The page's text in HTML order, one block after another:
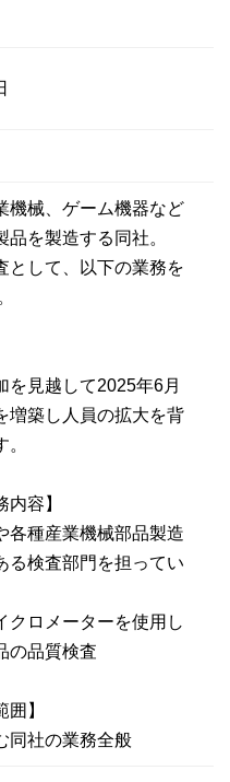
機械、ゲーム機器など
品を製造する同社。
として、以下の業務を
を見越して2025年6月
増築し人員の拡大を背
内容】
各種産業機械部品製造
る検査部門を担ってい
クロメーターを使用し
の品質検査
囲】
同社の業務全般